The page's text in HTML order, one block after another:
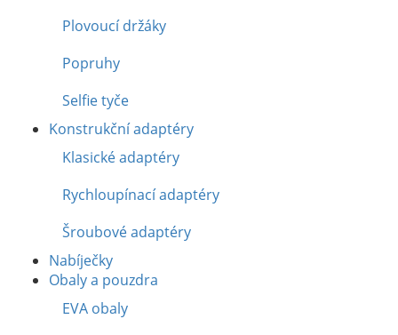
Plovoucí držáky
Popruhy
Selfie tyče
Konstrukční adaptéry
Klasické adaptéry
Rychloupínací adaptéry
Šroubové adaptéry
Nabíječky
Obaly a pouzdra
EVA obaly